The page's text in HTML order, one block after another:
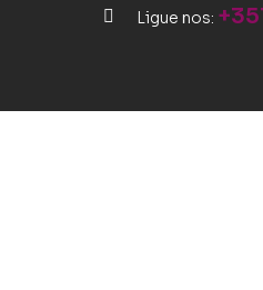
Ligue nos: